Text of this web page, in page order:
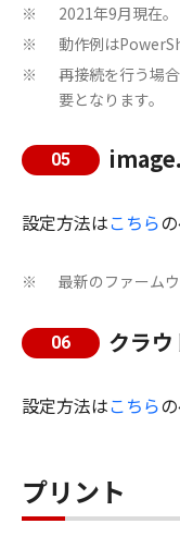
※ 2021年9月現在。
※ 動作例は
※
再接続を行う場
要となります。
05
設定方法はこちら
※ 最新のファーム
06 クラ
設定方法はこちら
プリント